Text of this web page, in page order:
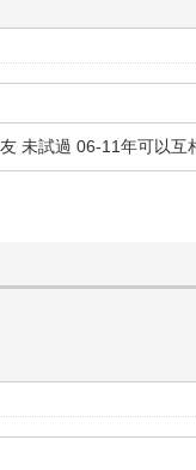
未試過 06-11年可以互